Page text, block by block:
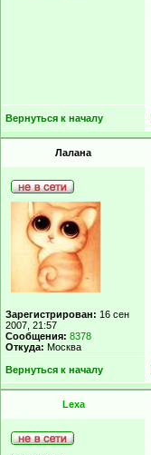
Вернуться к началу
Лалана
Зарегистрирован: 16 сен
2007, 21:57
Сообщения: 8378
Откуда: Москва
Вернуться к началу
Lexa